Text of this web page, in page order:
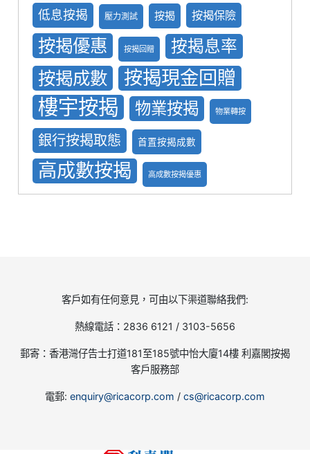
低息按揭 壓力測試 按揭 按揭保險
按揭優惠 按揭回贈 按揭息率
按揭成數 按揭現金回贈
樓宇按揭 物業按揭 物業轉按
銀行按揭取態 首置按揭成數
高成數按揭 高成數按揭優惠
客戶如有任何意見，可由以下渠道聯絡我們:
熱線電話：2836 6121 / 3103-5656
郵寄：香港灣仔告士打道181至185號中怡大廈14樓 利嘉閣按揭
客戶服務部
電郵: enquiry@ricacorp.com / cs@ricacorp.com